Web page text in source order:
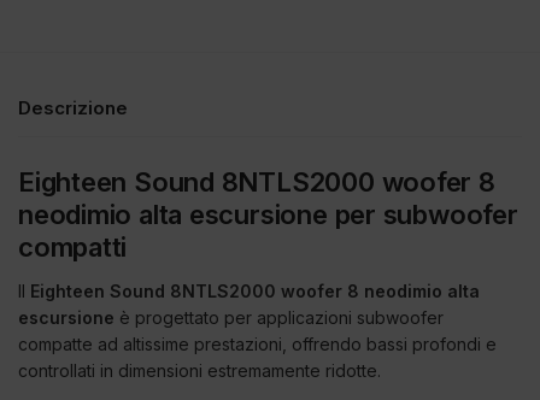
Descrizione
Eighteen Sound 8NTLS2000 woofer 8
neodimio alta escursione per subwoofer
compatti
Il Eighteen Sound 8NTLS2000 woofer 8 neodimio alta
escursione è progettato per applicazioni subwoofer
compatte ad altissime prestazioni, offrendo bassi profondi e
controllati in dimensioni estremamente ridotte.